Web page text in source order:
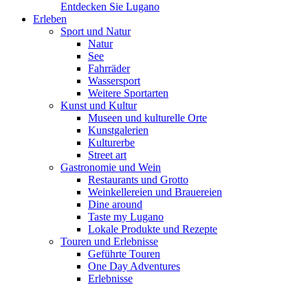
Entdecken Sie Lugano
Erleben
Sport und Natur
Natur
See
Fahrräder
Wassersport
Weitere Sportarten
Kunst und Kultur
Museen und kulturelle Orte
Kunstgalerien
Kulturerbe
Street art
Gastronomie und Wein
Restaurants und Grotto
Weinkellereien und Brauereien
Dine around
Taste my Lugano
Lokale Produkte und Rezepte
Touren und Erlebnisse
Geführte Touren
One Day Adventures
Erlebnisse